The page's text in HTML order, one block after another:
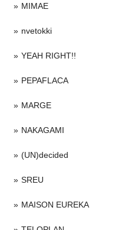
MIMAE
nvetokki
YEAH RIGHT!!
PEPAFLACA
MARGE
NAKAGAMI
(UN)decided
SREU
MAISON EUREKA